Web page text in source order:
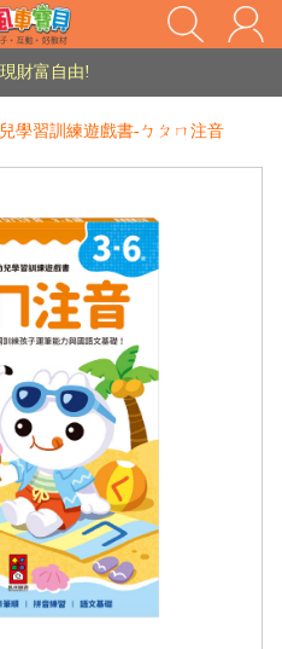
家長樂了!「風車書版集團暨FOOD超人企業總部」目前正興建中!
財富自由!
募中~
『海外購物流程說明』
財富自由!
募中~
『海外購物流程說明』
學習訓練遊戲書-ㄅㄆㄇ注音